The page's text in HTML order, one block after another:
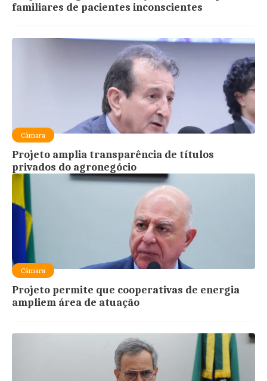
familiares de pacientes inconscientes
Câmara
Projeto amplia transparência de títulos
privados do agronegócio
Câmara
Projeto permite que cooperativas de energia
ampliem área de atuação